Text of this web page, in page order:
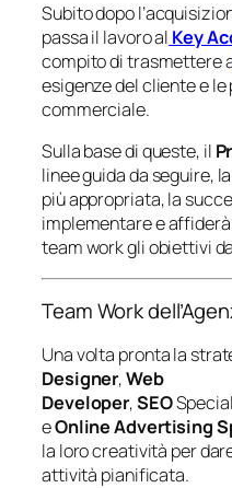
Subito dopo
passa il lavoro al Key
compito di trasmettere
esigenze del cliente e
commerciale.
Sulla base di queste, il
linee guida da seguire,
più appropriata, la
implementare e
team work gli obiettivi
Team Work
Una volta pronta la
Designer,Web
Developer,SEO
eOnline Advertising
la loro creatività per
attività pianificata.